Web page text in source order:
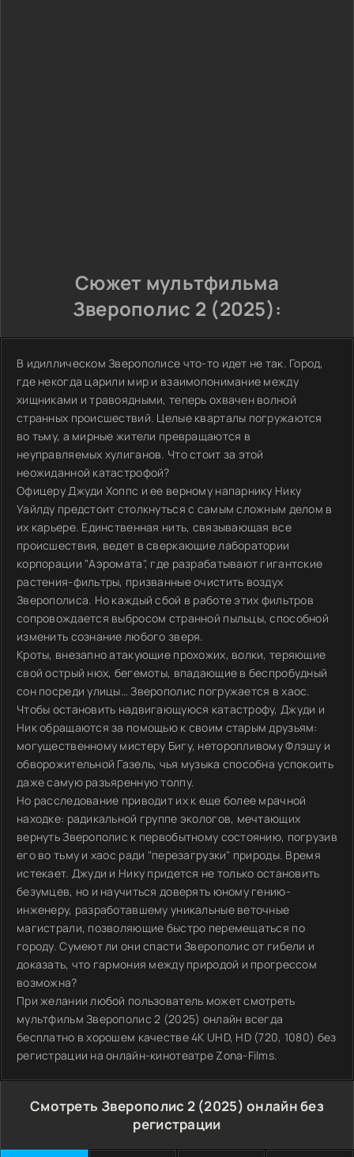
Сюжет мультфильма
Зверополис 2 (2025):
В идиллическом Зверополисе что-то идет не так. Город,
где некогда царили мир и взаимопонимание между
хищниками и травоядными, теперь охвачен волной
странных происшествий. Целые кварталы погружаются
во тьму, а мирные жители превращаются в
неуправляемых хулиганов. Что стоит за этой
неожиданной катастрофой?
Офицеру Джуди Хоппс и ее верному напарнику Нику
Уайлду предстоит столкнуться с самым сложным делом в
их карьере. Единственная нить, связывающая все
происшествия, ведет в сверкающие лаборатории
корпорации "Аэромата", где разрабатывают гигантские
растения-фильтры, призванные очистить воздух
Зверополиса. Но каждый сбой в работе этих фильтров
сопровождается выбросом странной пыльцы, способной
изменить сознание любого зверя.
Кроты, внезапно атакующие прохожих, волки, теряющие
свой острый нюх, бегемоты, впадающие в беспробудный
сон посреди улицы… Зверополис погружается в хаос.
Чтобы остановить надвигающуюся катастрофу, Джуди и
Ник обращаются за помощью к своим старым друзьям:
могущественному мистеру Бигу, неторопливому Флэшу и
обворожительной Газель, чья музыка способна успокоить
даже самую разъяренную толпу.
Но расследование приводит их к еще более мрачной
находке: радикальной группе экологов, мечтающих
вернуть Зверополис к первобытному состоянию, погрузив
его во тьму и хаос ради "перезагрузки" природы. Время
истекает. Джуди и Нику придется не только остановить
безумцев, но и научиться доверять юному гению-
инженеру, разработавшему уникальные веточные
магистрали, позволяющие быстро перемещаться по
городу. Сумеют ли они спасти Зверополис от гибели и
доказать, что гармония между природой и прогрессом
возможна?
При желании любой пользователь может смотреть
мультфильм Зверополис 2 (2025) онлайн всегда
бесплатно в хорошем качестве 4K UHD, HD (720, 1080) без
регистрации на онлайн-кинотеатре Zona-Films.
Смотреть Зверополис 2 (2025) онлайн без
регистрации